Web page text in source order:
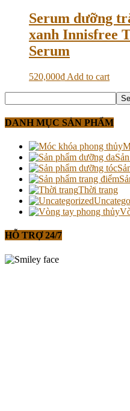
Serum dưỡng
xanh Innisfree
Serum
520,000₫ Add to cart
DANH MỤC SẢN PHẨM
Thời trang
HỖ TRỢ 24/7